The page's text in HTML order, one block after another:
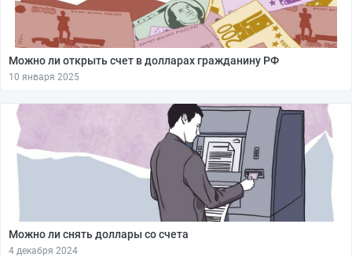
Можно ли открыть счет в долларах гражданину РФ
10 января 2025
Можно ли снять доллары со счета
4 декабря 2024